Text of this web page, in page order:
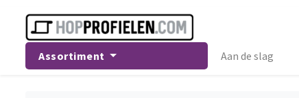
Assortiment Aan de slag